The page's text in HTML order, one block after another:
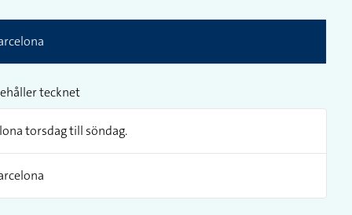
tecknet
torsdag till söndag.